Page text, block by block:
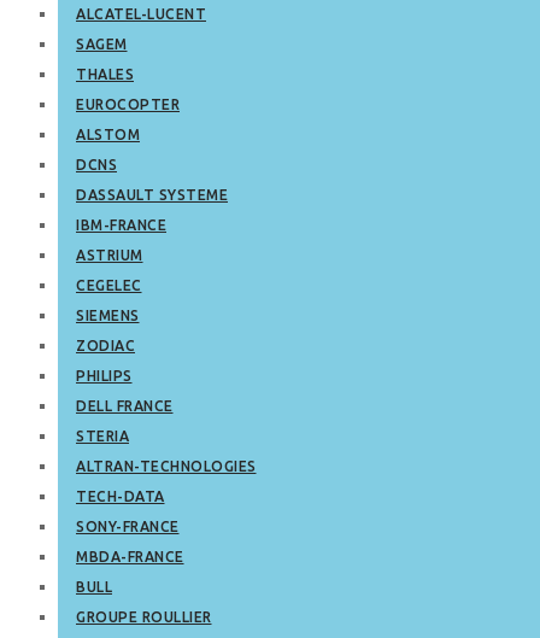
ALCATEL-LUCENT
SAGEM
THALES
EUROCOPTER
ALSTOM
DCNS
DASSAULT SYSTEME
IBM-FRANCE
ASTRIUM
CEGELEC
SIEMENS
ZODIAC
PHILIPS
DELL FRANCE
STERIA
ALTRAN-TECHNOLOGIES
TECH-DATA
SONY-FRANCE
MBDA-FRANCE
BULL
GROUPE ROULLIER